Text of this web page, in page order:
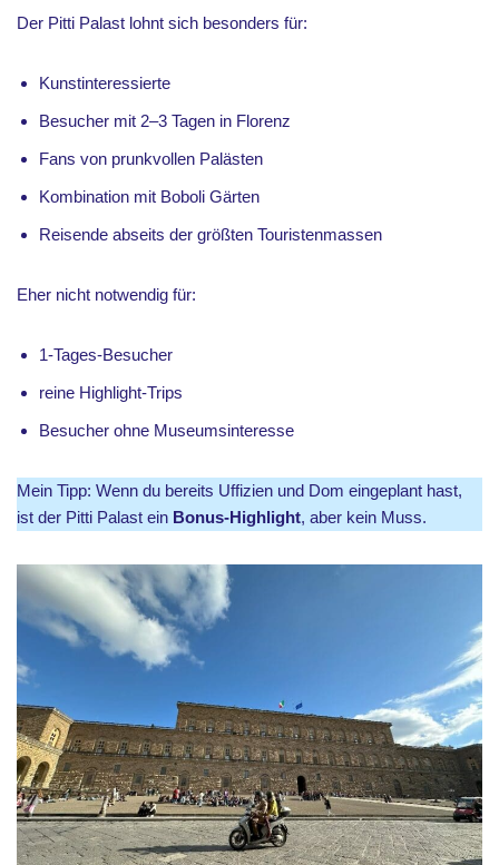
Der Pitti Palast lohnt sich besonders für:
Kunstinteressierte
Besucher mit 2–3 Tagen in Florenz
Fans von prunkvollen Palästen
Kombination mit Boboli Gärten
Reisende abseits der größten Touristenmassen
Eher nicht notwendig für:
1-Tages-Besucher
reine Highlight-Trips
Besucher ohne Museumsinteresse
Mein Tipp: Wenn du bereits Uffizien und Dom eingeplant hast,
ist der Pitti Palast ein Bonus-Highlight, aber kein Muss.